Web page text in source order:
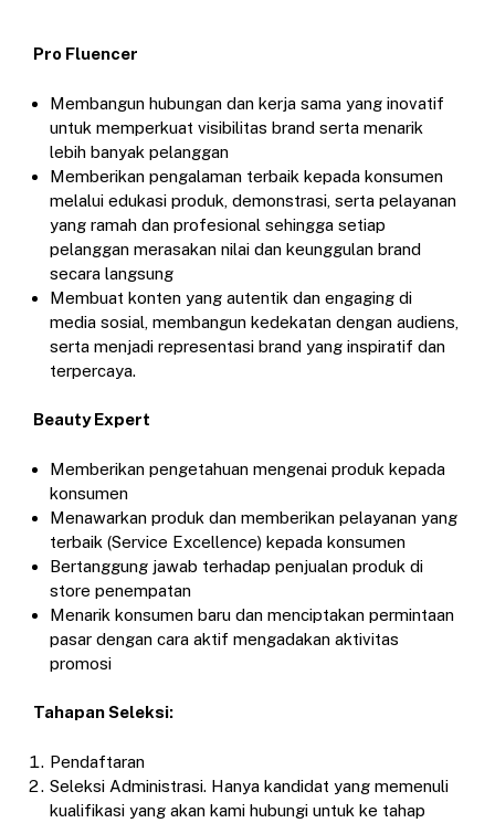
Pro Fluencer
Membangun hubungan dan kerja sama yang inovatif
untuk memperkuat visibilitas brand serta menarik
lebih banyak pelanggan
Memberikan pengalaman terbaik kepada konsumen
melalui edukasi produk, demonstrasi, serta pelayanan
yang ramah dan profesional sehingga setiap
pelanggan merasakan nilai dan keunggulan brand
secara langsung
Membuat konten yang autentik dan engaging di
media sosial, membangun kedekatan dengan audiens,
serta menjadi representasi brand yang inspiratif dan
terpercaya.
Beauty Expert
Memberikan pengetahuan mengenai produk kepada
konsumen
Menawarkan produk dan memberikan pelayanan yang
terbaik (Service Excellence) kepada konsumen
Bertanggung jawab terhadap penjualan produk di
store penempatan
Menarik konsumen baru dan menciptakan permintaan
pasar dengan cara aktif mengadakan aktivitas
promosi
Tahapan Seleksi:
Pendaftaran
Seleksi Administrasi. Hanya kandidat yang memenuli
kualifikasi yang akan kami hubungi untuk ke tahap